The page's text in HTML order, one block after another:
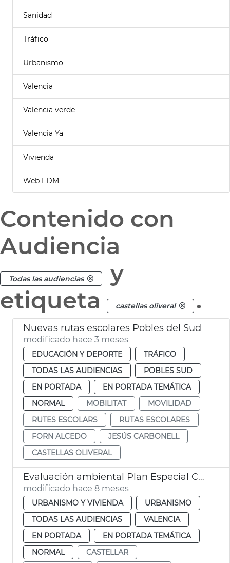
Sanidad
Tráfico
Urbanismo
Valencia
Valencia verde
Valencia Ya
Vivienda
Web FDM
Contenido con
Audiencia
Todas las audiencias
y
etiqueta
castellas oliveral .
Nuevas rutas escolares Pobles del Sud
modificado hace 3 meses
EDUCACIÓN Y DEPORTE
TRÁFICO
TODAS LAS AUDIENCIAS
POBLES SUD
EN PORTADA
EN PORTADA TEMÁTICA
NORMAL
MOBILITAT
MOVILIDAD
RUTES ESCOLARS
RUTAS ESCOLARES
FORN ALCEDO
JESÚS CARBONELL
CASTELLAS OLIVERAL
Evaluación ambiental Plan Especial Castellar-l'Oliveral
modificado hace 8 meses
URBANISMO Y VIVIENDA
URBANISMO
TODAS LAS AUDIENCIAS
VALENCIA
EN PORTADA
EN PORTADA TEMÁTICA
NORMAL
CASTELLAR